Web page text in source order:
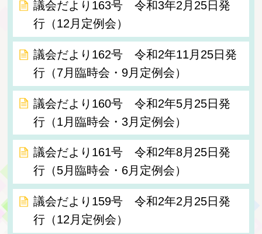
議会だより163号 令和3年2月25日発
行（12月定例会）
議会だより162号 令和2年11月25日発
行（7月臨時会・9月定例会）
議会だより160号 令和2年5月25日発
行（1月臨時会・3月定例会）
議会だより161号 令和2年8月25日発
行（5月臨時会・6月定例会）
議会だより159号 令和2年2月25日発
行（12月定例会）